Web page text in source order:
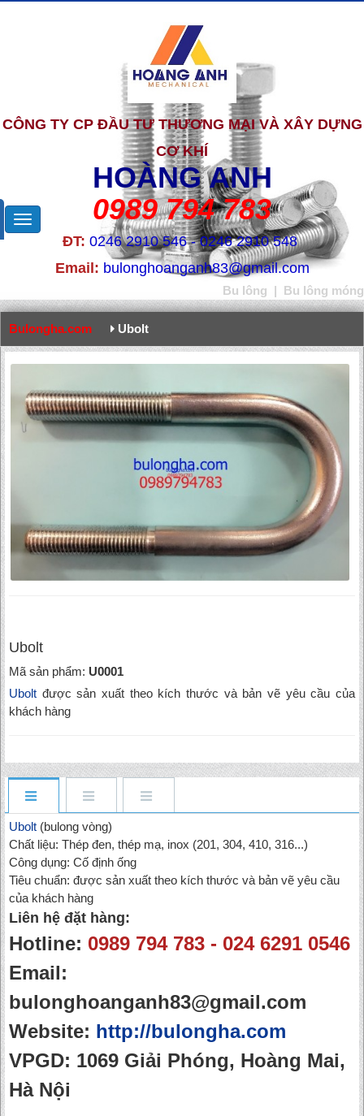
CÔNG TY CP ĐẦU TƯ THƯƠNG MẠI VÀ XÂY DỰNG
CƠ KHÍ
HOÀNG ANH
0989 794 783
ĐT: 0246 2910 546 - 0246 2910 548
Email: bulonghoanganh83@gmail.com
Bu lông | Bu lông móng
Bulongha.com Ubolt
Ubolt
Mã sản phẩm: U0001
Ubolt được sản xuất theo kích thước và bản vẽ yêu cầu của
khách hàng
Ubolt (bulong vòng)
Chất liệu: Thép đen, thép mạ, inox (201, 304, 410, 316...)
Công dụng: Cố định ống
Tiêu chuẩn: được sản xuất theo kích thước và bản vẽ yêu cầu
của khách hàng
Liên hệ đặt hàng:
Hotline: 0989 794 783 - 024 6291 0546
Email:
bulonghoanganh83@gmail.com
Website: http://bulongha.com
VPGD: 1069 Giải Phóng, Hoàng Mai,
Hà Nội